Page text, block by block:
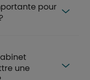
pour
une